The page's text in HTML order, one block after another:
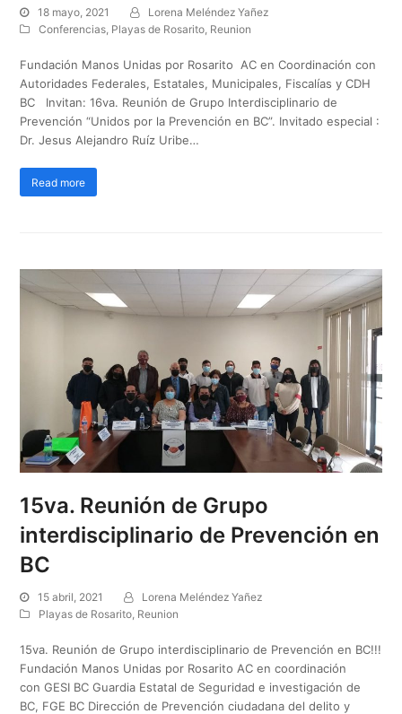
18 mayo, 2021
Lorena Meléndez Yañez
Conferencias, Playas de Rosarito, Reunion
Fundación Manos Unidas por Rosarito AC en Coordinación con
Autoridades Federales, Estatales, Municipales, Fiscalías y CDH
BC Invitan: 16va. Reunión de Grupo Interdisciplinario de
Prevención “Unidos por la Prevención en BC”. Invitado especial :
Dr. Jesus Alejandro Ruíz Uribe…
Read more
15va. Reunión de Grupo
interdisciplinario de Prevención en
BC
15 abril, 2021
Lorena Meléndez Yañez
Playas de Rosarito Reunion
15va. Reunión de Grupo interdisciplinario de Prevención en BC!!!
Fundación Manos Unidas por Rosarito AC en coordinación
con GESI BC Guardia Estatal de Seguridad e investigación de
BC, FGE BC Dirección de Prevención ciudadana del delito y